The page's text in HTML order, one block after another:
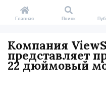
Компания
представляет
22 дюймовый
Главная Поиск